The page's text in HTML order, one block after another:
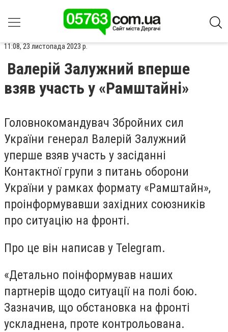
11:08, 23 листопада 2023 р.
Валерій Залужний вперше
взяв участь у «Рамштайні»
Головнокомандувач Збройних сил
України генерал Валерій Залужний
уперше взяв участь у засіданні
Контактної групи з питань оборони
України у рамках формату «Рамштайн»,
проінформувавши західних союзників
про ситуацію на фронті.
Про це він написав у Telegram.
«Детально поінформував наших
партнерів щодо ситуації на полі бою.
Зазначив, що обстановка на фронті
ускладнена, проте контрольована.